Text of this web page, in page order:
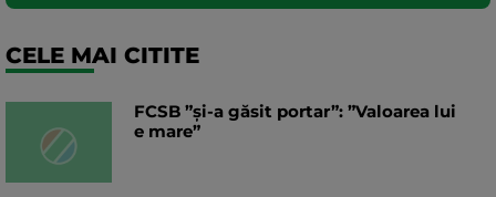
CELE MAI CITITE
FCSB ”și-a găsit portar”: ”Valoarea lui
e mare”